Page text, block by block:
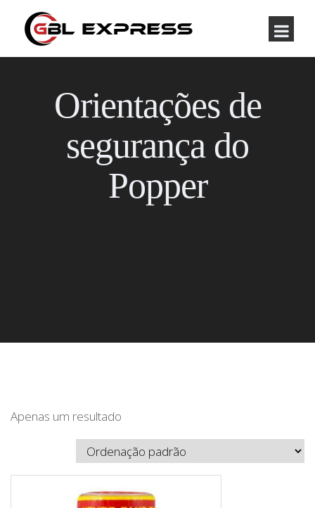
Orientações de
segurança do
Popper
Apenas um resultado